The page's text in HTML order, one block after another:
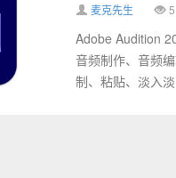
麦克先生
Adobe Audition
音频制作、音频
制、粘贴、淡入